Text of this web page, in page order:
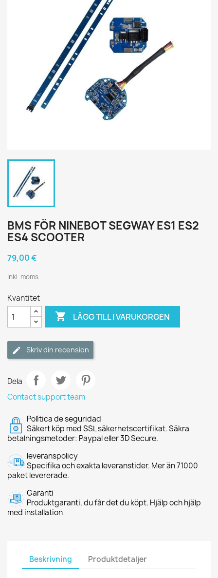
BMS FÖR NINEBOT SEGWAY ES1 ES2
ES4 SCOOTER
79,00 €
Inkl. moms
Kvantitet
 LÄGG TILL I VARUKORGEN
Skriv din recension
Dela
Contact support team
Política de seguridad
Säkert köp med SSL säkerhetscertifikat. Säkra
betalningsmetoder: Paypal eller 3D Secure.
leveranspolicy
Specifika och exakta leveranstider. Mer än 71000
paket levererade.
Garanti
Produktgaranti, du får det du köpt. Hjälp och hjälp
med installation
Beskrivning Produktdetaljer